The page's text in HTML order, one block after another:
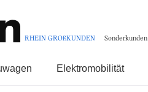
RHEIN GROßKUNDEN Sonderkunden
Elektromobilität